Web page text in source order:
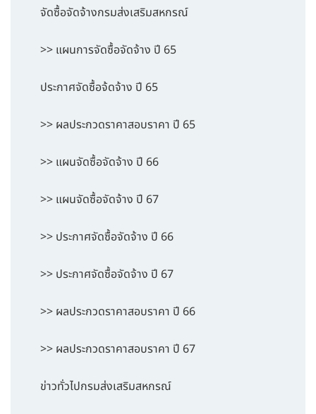
จัดซื้อจัดจ้างกรมส่งเสริมสหกรณ์
>> แผนการจัดซื้อจัดจ้าง ปี 65
ประกาศจัดซื้อจ้ดจ้าง ปี 65
>> ผลประกวดราคาสอบราคา ปี 65
>> แผนจัดซื้อจัดจ้าง ปี 66
>> แผนจัดซื้อจัดจ้าง ปี 67
>> ประกาศจัดซื้อจัดจ้าง ปี 66
>> ประกาศจัดซื้อจัดจ้าง ปี 67
>> ผลประกวดราคาสอบราคา ปี 66
>> ผลประกวดราคาสอบราคา ปี 67
ข่าวทั่วไปกรมส่งเสริมสหกรณ์